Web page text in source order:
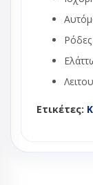
Ετικέτες: